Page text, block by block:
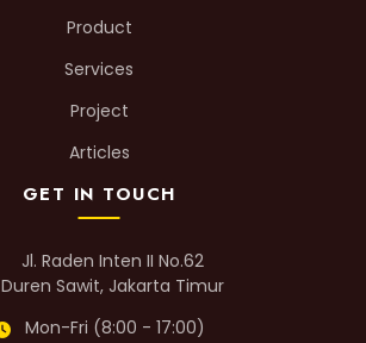
Product
Services
Project
Articles
GET IN TOUCH
Jl. Raden Inten II No.62
Duren Sawit, Jakarta Timur
Mon-Fri (8:00 - 17:00)